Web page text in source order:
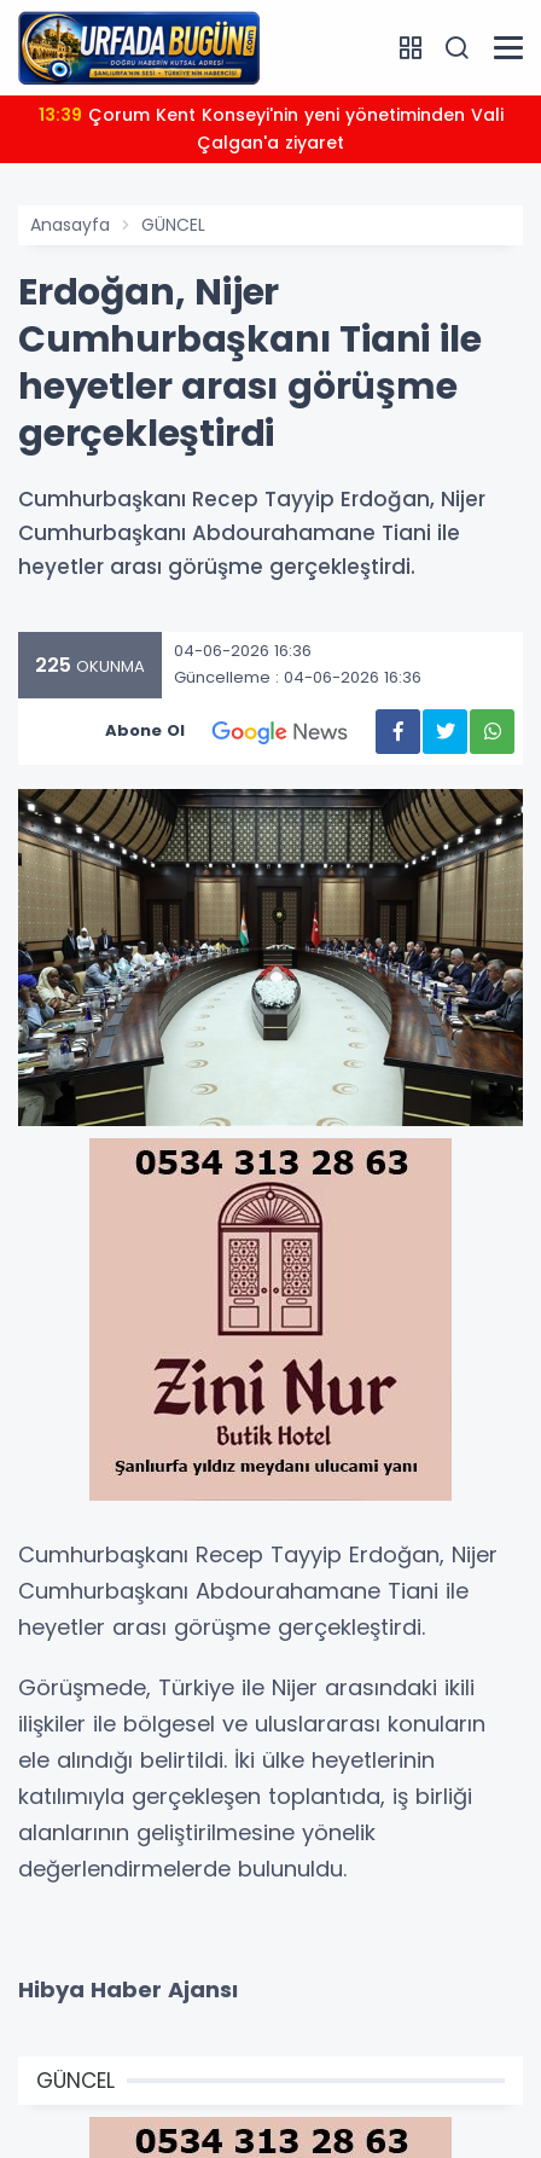
13:39
Çalgan'a ziyaret
Anasayfa GÜNCEL
Erdoğan, Nijer
Cumhurbaşkanı Tiani ile
heyetler arası görüşme
gerçekleştirdi
Cumhurbaşkanı Recep Tayyip Erdoğan, Nijer
Cumhurbaşkanı Abdourahamane Tiani ile
heyetler arası görüşme gerçekleştirdi.
225 OKUNMA
04-06-2026 16:36
Güncelleme : 04-06-2026 16:36
Abone Ol
Cumhurbaşkanı Recep Tayyip Erdoğan, Nijer
Cumhurbaşkanı Abdourahamane Tiani ile
heyetler arası görüşme gerçekleştirdi.
Görüşmede, Türkiye ile Nijer arasındaki ikili
ilişkiler ile bölgesel ve uluslararası konuların
ele alındığı belirtildi. İki ülke heyetlerinin
katılımıyla gerçekleşen toplantıda, iş birliği
alanlarının geliştirilmesine yönelik
değerlendirmelerde bulunuldu.
Hibya Haber Ajansı
GÜNCEL